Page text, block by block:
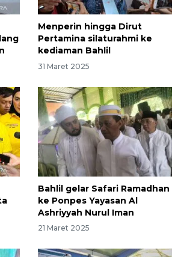
Menperin hingga Dirut
Pertamina silaturahmi ke
kediaman Bahlil
31 Maret 2025
Bahlil gelar Safari Ramadhan
ke Ponpes Yayasan Al
Ashriyyah Nurul Iman
21 Maret 2025